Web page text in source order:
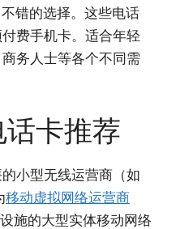
错的选择。这些电话
费手机卡。适合年轻
务人士等各个不同需
卡推荐
小型无线运营商（如
移动虚拟网络运营商
施的大型实体移动网络